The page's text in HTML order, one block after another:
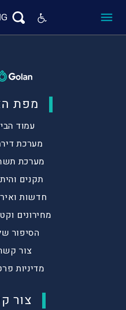
מפת
עמוד
מערכת
מערכת
תקנים
חדשות
מחירונים
הסיפור
צור
מדיניות
צור